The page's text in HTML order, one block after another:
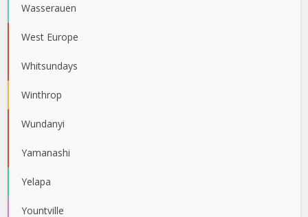
Wasserauen
West Europe
Whitsundays
Winthrop
Wundanyi
Yamanashi
Yelapa
Yountville